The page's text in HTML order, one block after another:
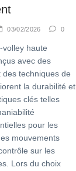
03/02/2026 0
volley haute
avec des
techniques de
la durabilité et
clés telles
pour les
mouvements
sur les
Lors du choix